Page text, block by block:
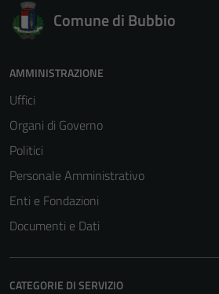
Comune di Bubbio
AMMINISTRAZIONE
Uffici
Organi di Governo
Politici
Personale Amministrativo
Enti e Fondazioni
Documenti e Dati
CATEGORIE DI SERVIZIO